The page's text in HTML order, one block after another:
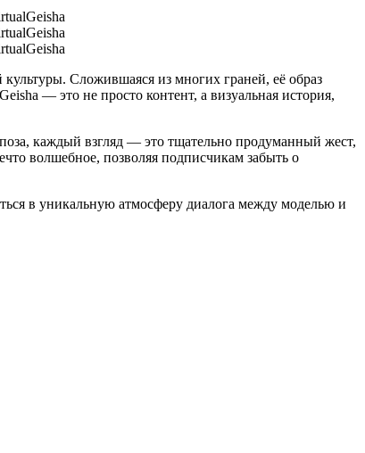
Сложившаяся из многих граней, её образ
— это не просто контент, а визуальная история,
каждый взгляд — это тщательно продуманный жест,
волшебное, позволяя подписчикам забыть о
в уникальную атмосферу диалога между моделью и